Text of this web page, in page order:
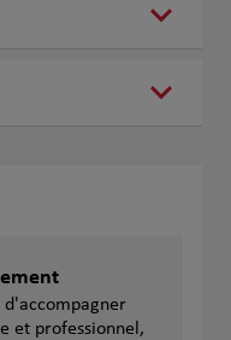
d'accompagner
et professionnel,